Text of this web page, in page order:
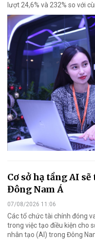
lượt 24,6% và 232% so với
Cơ sở hạ tầng AI
Đông Nam Á
07/08/2026 11:06
Các tổ chức tài chính đóng
trong việc tạo điều kiện cho
nhân tạo (AI) trong Đông